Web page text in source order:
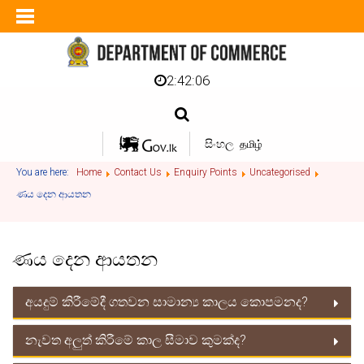
2:42:06
සිංහල தமிழ்
You are here: Home Contact Us Enquiry Points
Uncategorised
ණය දෙන ආයතන
ණය දෙන ආයතන
අයදුම් කිරීමේදී ගතවන සාමාන්‍ය කාලය කොපමනද?
මාස 03 ක් දක්වා පමණයි.
නැවත අලුත් කිරීමේ කාල සීමාව කුමක්ද?